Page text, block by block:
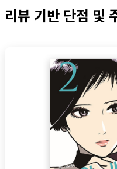
리뷰 기반 단점 및